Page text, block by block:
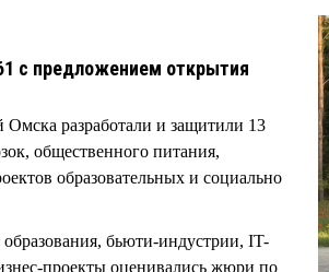
с предложением открытия
Омска разработали и защитили 13
общественного питания,
образовательных и социально
образования, бьюти-индустрии, IT-
проекты оценивались жюри по